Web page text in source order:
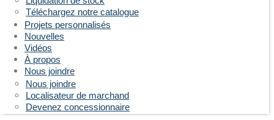
Téléchargez notre catalogue
Projets personnalisés
Nouvelles
Vidéos
À propos
Nous joindre
Nous joindre
Localisateur de marchand
Devenez concessionnaire